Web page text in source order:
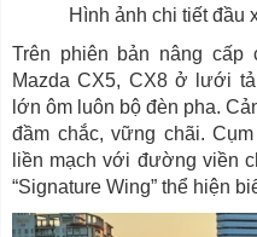
Hình ảnh chi tiết đầu
Trên phiên bản nâng cấp
Mazda CX5, CX8 ở lưới
lớn ôm luôn bộ đèn pha.
đầm chắc, vững chãi.
liền mạch với đường viền
“Signature Wing” thể hiện